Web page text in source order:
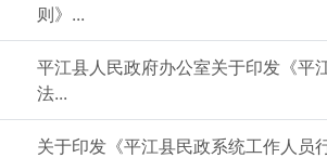
则》...
平江县人民政府办公室关于印发《平
法...
关于印发《平江县民政系统工作人员